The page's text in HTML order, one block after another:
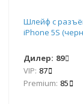
Шлейф с
iPhone 5S
Дилер: 89
VIP: 87
Premium: 85